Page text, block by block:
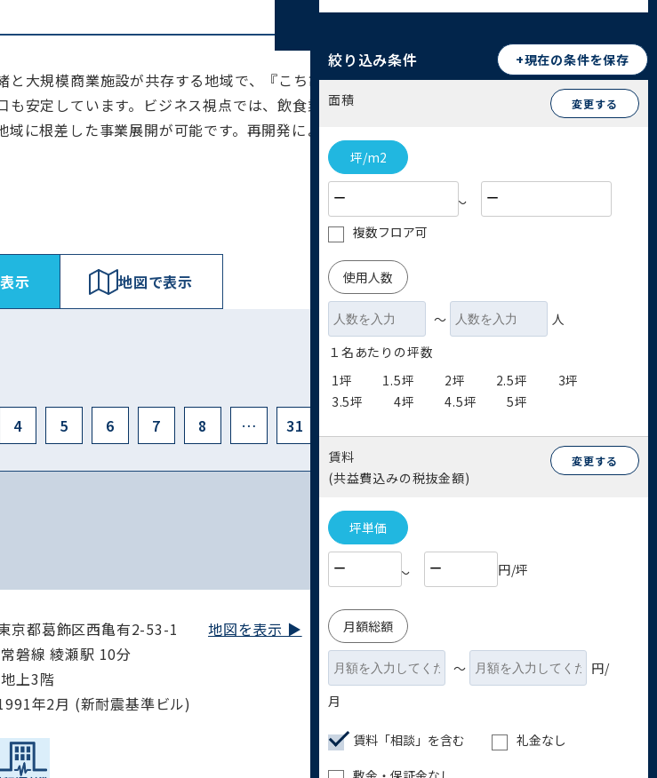
絞り込み条件 +現在の条件を保存
面積 変更する
坪/m2
〜
複数フロア可
使用人数
〜
人
１名あたりの坪数
1坪
1.5坪 2坪 2.5坪
3坪
3.5坪
4坪 4.5坪 5坪
賃料
(共益費込みの税抜金額)
変更する
坪単価
〜 円/坪
月額総額
〜
円/
月
賃料「相談」を含む
礼金なし
と大規模商業施設が共存する地域で、『こち亀』の舞台としても知られています。生活
も安定しています。ビジネス視点では、飲食業や小売業に加え、教育・医療関連のサー
域に根差した事業展開が可能です。再開発による将来的な資産価値の上昇も期待される
⽰ 地図で表⽰
4 5 6 7 8 … 31
京都葛飾区西亀有2-53-1地図を表示 ▶︎
常磐線 綾瀬駅 10分
地上3階
年2月 (新耐震基準ビル)